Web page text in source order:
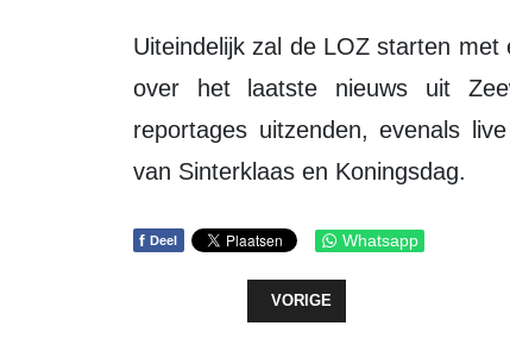
Uiteindelijk zal de LOZ starten met een kabelkrant, waarbij u wordt geïnformeerd
over het laatste nieuws uit
reportages uitzenden, evenals
van Sinterklaas en Koningsdag.
f Deel Whatsapp
VORIG ARTIKEL:
VORIGE